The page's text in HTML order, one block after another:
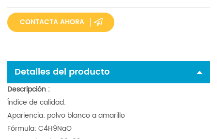
CONTACTA AHORA
Detalles del producto
Descripción :
Índice de calidad:
Apariencia: polvo blanco a amarillo
Fórmula: C4H9NaO